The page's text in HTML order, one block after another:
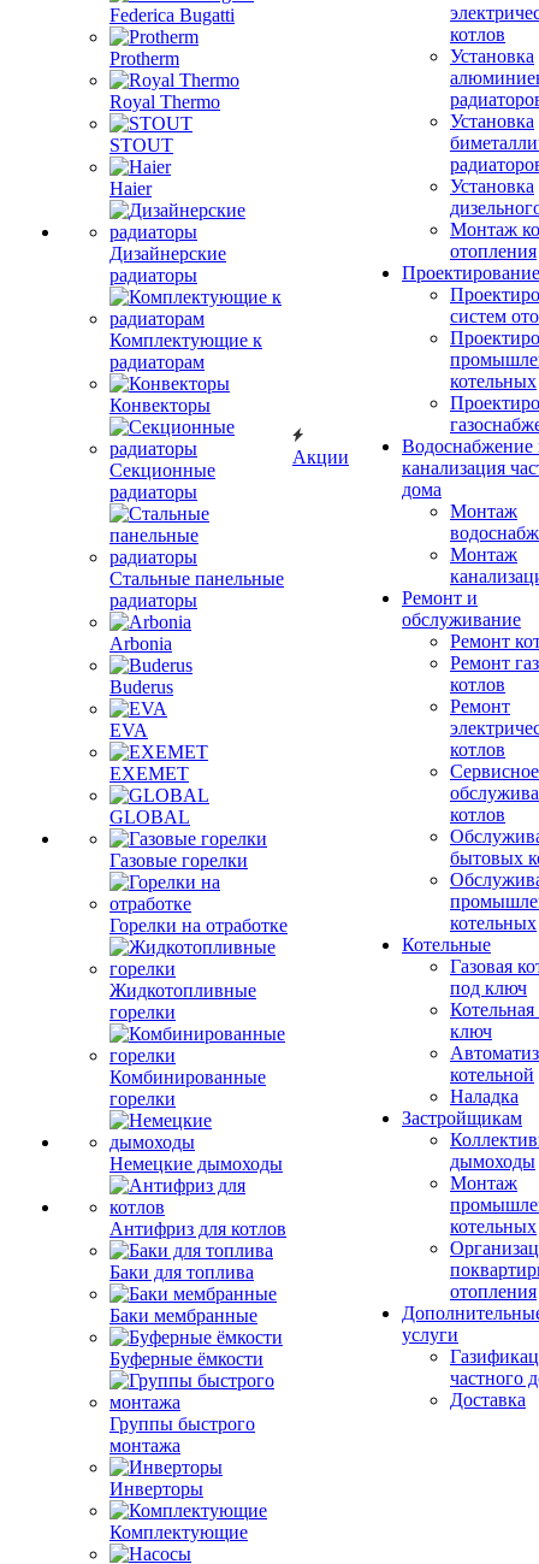
Federica Bugatti
Protherm
Royal Thermo
STOUT
Haier
Дизайнерские
радиаторы
Комплектующие к
радиаторам
Конвекторы
Секционные
радиаторы
Стальные панельные
радиаторы
Arbonia
Buderus
EVA
EXEMET
GLOBAL
Газовые горелки
Горелки на отработке
Жидкотопливные
горелки
Комбинированные
горелки
Немецкие дымоходы
Антифриз для котлов
Баки для топлива
Баки мембранные
Буферные ёмкости
Группы быстрого
монтажа
Инверторы
Комплектующие
Акции
котлов
Установка
Установка
Установка
Монтаж
отопления
Проектирование
систем
котельных
Водоснабжение
канализация
дома
Монтаж
Монтаж
Ремонт и
обслуживание
Ремонт
Ремонт
котлов
Ремонт
котлов
Сервисное
котлов
бытовых
котельных
Котельные
Газовая
под ключ
ключ
котельной
Наладка
Застройщикам
дымоходы
Монтаж
котельных
отопления
услуги
частного
Доставка